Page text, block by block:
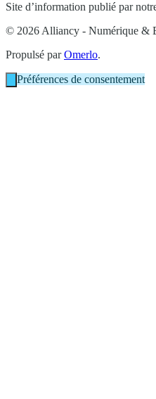
Site d’information publié par
© 2026 Alliancy - Numérique &
Propulsé parOmerlo.
Préférences de consentement